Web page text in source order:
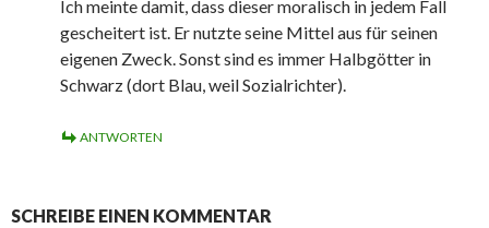
Ich meinte damit, dass dieser moralisch in jedem Fall
gescheitert ist. Er nutzte seine Mittel aus für seinen
eigenen Zweck. Sonst sind es immer Halbgötter in
Schwarz (dort Blau, weil Sozialrichter).
ANTWORTEN
SCHREIBE EINEN KOMMENTAR